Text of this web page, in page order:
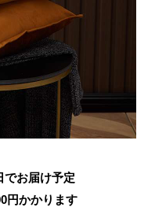
でお届け予定
円かかります